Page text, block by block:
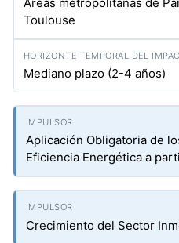
Toulouse
Mediano plazo (2-4 años)
Aplicación Obligatoria de
Eficiencia Energética a
Crecimiento del Sector